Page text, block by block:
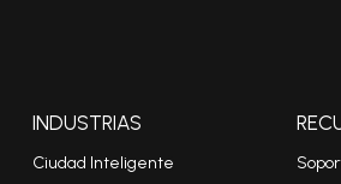
INDUSTRIAS
Ciudad Inteligente